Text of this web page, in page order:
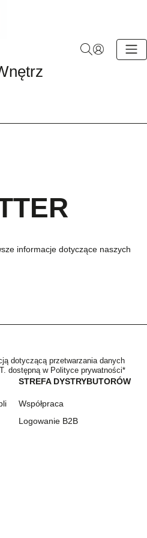
STREFA DYSTRYBUTORÓW
Współpraca
Logowanie B2B
informacje dotyczące naszych
dotyczącą przetwarzania danych
dostępną w Polityce prywatności*